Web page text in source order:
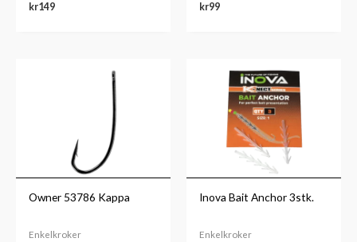
kr149 kr99
Owner 53786 Kappa
Enkelkroker
Inova Bait Anchor 3stk.
Enkelkroker